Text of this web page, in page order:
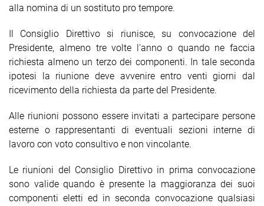
alla nomina di un sostituto pro tempore.
Il Consiglio Direttivo si riunisce, su convocazione del
Presidente, almeno tre volte l'anno o quando ne faccia
richiesta almeno un terzo dei componenti. In tale seconda
ipotesi la riunione deve avvenire entro venti giorni dal
ricevimento della richiesta da parte del Presidente.
Alle riunioni possono essere invitati a partecipare persone
esterne o rappresentanti di eventuali sezioni interne di
lavoro con voto consultivo e non vincolante.
Le riunioni del Consiglio Direttivo in prima convocazione
sono valide quando è presente la maggioranza dei suoi
componenti eletti ed in seconda convocazione qualsiasi